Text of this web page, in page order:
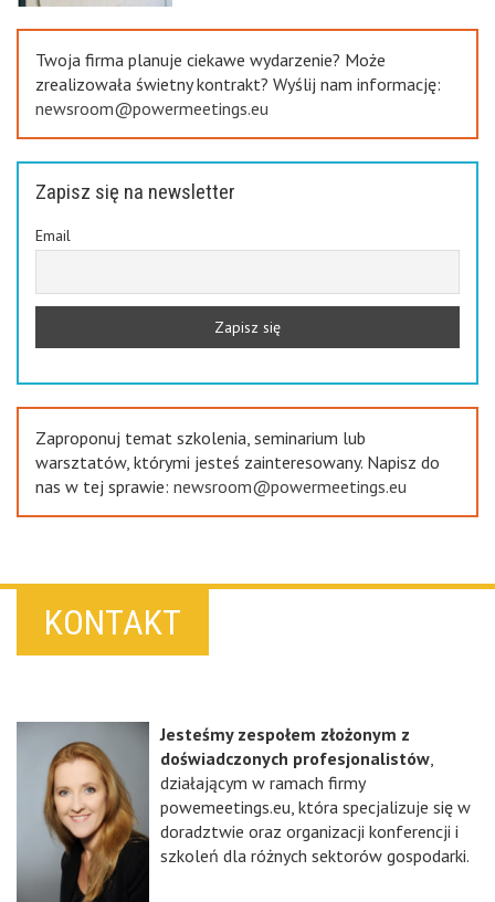
Twoja firma planuje ciekawe wydarzenie? Może
zrealizowała świetny kontrakt? Wyślij nam informację:
newsroom@powermeetings.eu
Zapisz się na newsletter
Email
Zaproponuj temat szkolenia, seminarium lub
warsztatów, którymi jesteś zainteresowany. Napisz do
nas w tej sprawie: newsroom@powermeetings.eu
KONTAKT
Jesteśmy zespołem złożonym z
doświadczonych profesjonalistów,
działającym w ramach firmy
powemeetings.eu, która specjalizuje się w
doradztwie oraz organizacji konferencji i
szkoleń dla różnych sektorów gospodarki.